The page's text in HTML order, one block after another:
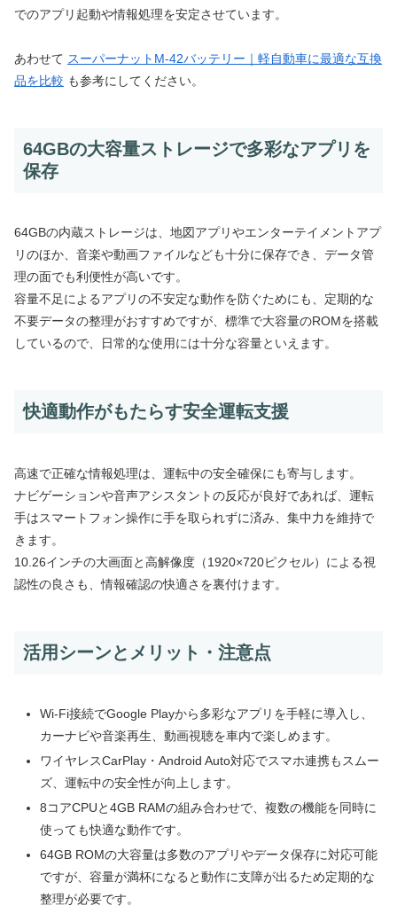
でのアプリ起動や情報処理を安定させています。
あわせて スーパーナットM-42バッテリー｜軽自動車に最適な互換
品を比較 も参考にしてください。
64GBの大容量ストレージで多彩なアプリを
保存
64GBの内蔵ストレージは、地図アプリやエンターテイメントアプ
リのほか、音楽や動画ファイルなども十分に保存でき、データ管
理の面でも利便性が高いです。
容量不足によるアプリの不安定な動作を防ぐためにも、定期的な
不要データの整理がおすすめですが、標準で大容量のROMを搭載
しているので、日常的な使用には十分な容量といえます。
快適動作がもたらす安全運転支援
高速で正確な情報処理は、運転中の安全確保にも寄与します。
ナビゲーションや音声アシスタントの反応が良好であれば、運転
手はスマートフォン操作に手を取られずに済み、集中力を維持で
きます。
10.26インチの大画面と高解像度（1920×720ピクセル）による視
認性の良さも、情報確認の快適さを裏付けます。
活用シーンとメリット・注意点
Wi-Fi接続でGoogle Playから多彩なアプリを手軽に導入し、
カーナビや音楽再生、動画視聴を車内で楽しめます。
ワイヤレスCarPlay・Android Auto対応でスマホ連携もスムー
ズ、運転中の安全性が向上します。
8コアCPUと4GB RAMの組み合わせで、複数の機能を同時に
使っても快適な動作です。
64GB ROMの大容量は多数のアプリやデータ保存に対応可能
ですが、容量が満杯になると動作に支障が出るため定期的な
整理が必要です。